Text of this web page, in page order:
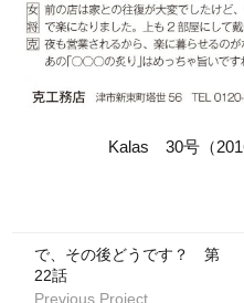
Kalas 30号（
で、その後どうです？ 第
22話
Previous Project